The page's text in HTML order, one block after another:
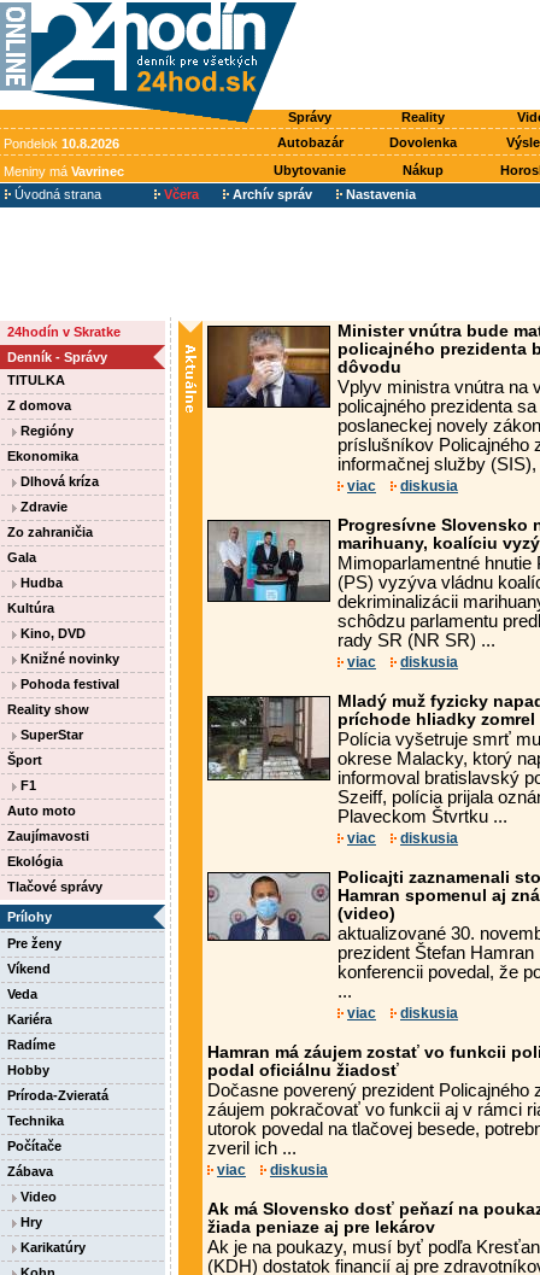
Správy Reality
Pondelok 10.8.2026 Autobazár Dovolenka
Meniny má Vavrinec Ubytovanie Nákup
Úvodná strana
Včera Archív správ Nastavenia
24hodín v Skratke
Denník - Správy
TITULKA
Z domova
Regióny
Ekonomika
Dlhová kríza
Zdravie
Zo zahraničia
Gala
Hudba
Kultúra
Kino, DVD
Knižné novinky
Pohoda festival
Reality show
SuperStar
Šport
F1
Auto moto
Zaujímavosti
Ekológia
Tlačové správy
Prílohy
Pre ženy
Víkend
Veda
Kariéra
Radíme
Hobby
Príroda-Zvieratá
Technika
Počítače
Zábava
Video
Hry
Karikatúry
Minister vnútra bude
policajného prezidenta
dôvodu
Vplyv ministra vnútra na
policajného prezidenta
poslaneckej novely
príslušníkov Policajného
informačnej služby (SIS),
viac diskusia
Progresívne Slovensko
marihuany, koalíciu
Mimoparlamentné
(PS) vyzýva vládnu
dekriminalizácii
schôdzu parlamentu
rady SR (NR SR) ...
viac diskusia
Mladý muž fyzicky
príchode hliadky zomrel
Polícia vyšetruje smrť
okrese Malacky, ktorý
informoval bratislavský
Szeiff, polícia prijala
Plaveckom Štvrtku ...
viac diskusia
Policajti zaznamenali
Hamran spomenul aj
(video)
aktualizované 30.
prezident Štefan
konferencii povedal, že
...
viac diskusia
Hamran má záujem zostať vo funkcii
podal oficiálnu žiadosť
Dočasne poverený prezident Policajného
záujem pokračovať vo funkcii aj v rámci
utorok povedal na tlačovej besede,
zveril ich ...
viac diskusia
Ak má Slovensko dosť peňazí na
žiada peniaze aj pre lekárov
Ak je na poukazy, musí byť podľa
(KDH) dostatok financií aj pre